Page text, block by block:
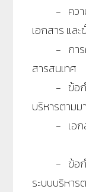
- ความส
เอกสาร แล
- การคว
สารสนเทศ
- ข้อกำห
บริหารตามม
- เอกส
- ข้อกำห
ระบบบริหาร